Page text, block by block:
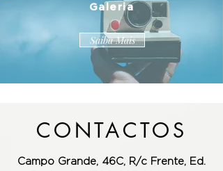
Galeria
Saiba Mais
CONTACTOS
Campo Grande, 46C, R/c Frente, Ed.